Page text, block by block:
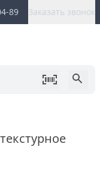
89 Заказать звонок